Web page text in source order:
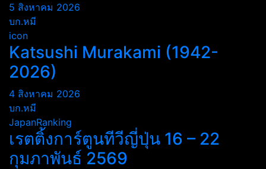
5 สิงหาคม 2026
บก.หมี
icon
Katsushi Murakami (1942-
2026)
4 สิงหาคม 2026
บก.หมี
JapanRanking
เรตติ้งการ์ตูนทีวีญี่ปุ่น 16 – 22
กุมภาพันธ์ 2569